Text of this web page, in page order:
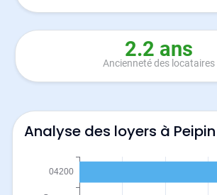
2.2 ans
Ancienneté des locataires
Analyse des loyers à Peipin